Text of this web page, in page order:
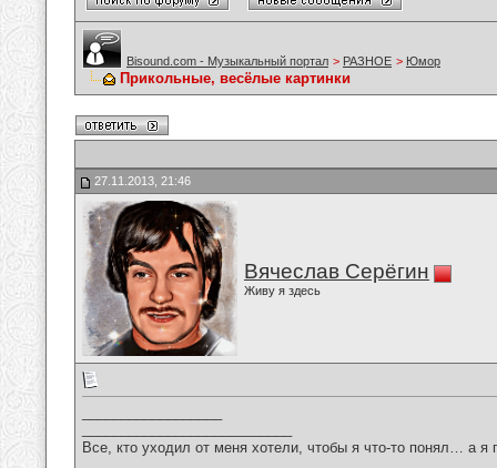
Bisound.com - Музыкальный портал > РАЗНОЕ > Юмор
Прикольные, весёлые картинки
27.11.2013, 21:46
Вячеслав Серёгин
Живу я здесь
Все, кто уходил от меня хотели, чтобы я что-то понял… а